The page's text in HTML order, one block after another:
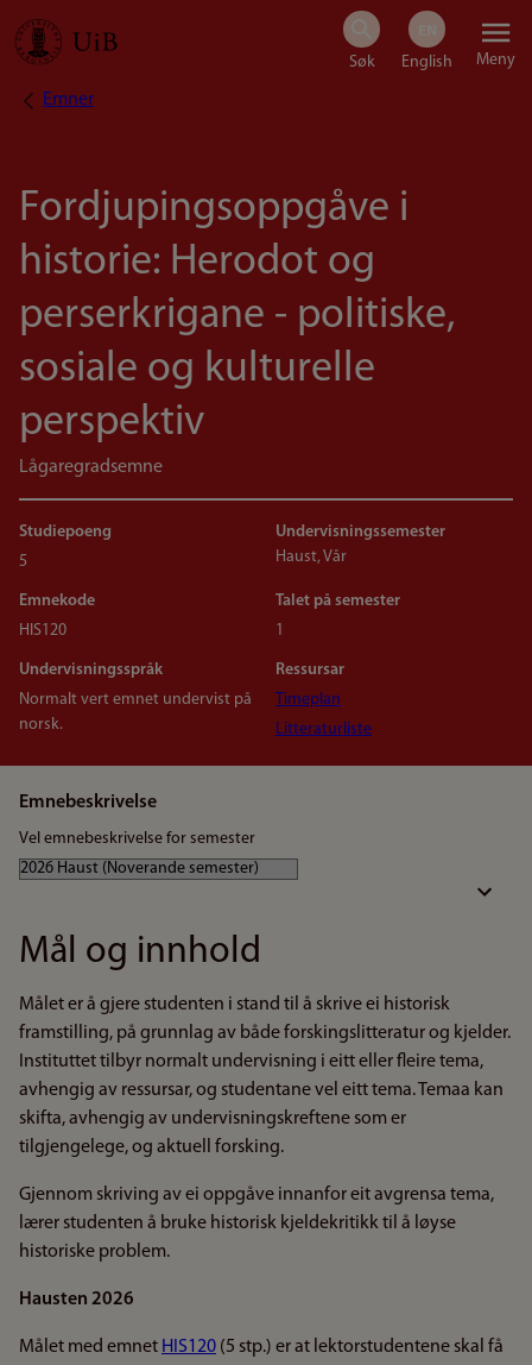
Hopp
Meny
Navigasjonssti
Emner
Fordjupingsoppgåve i
historie: Herodot og
perserkrigane - politiske,
sosiale og kulturelle
perspektiv
Lågaregradsemne
Studiepoeng
5
Undervisningssemester
Haust, Vår
Emnekode
HIS120
Talet på semester
1
Undervisningsspråk
Normalt vert emnet undervist på
norsk.
Ressursar
Timeplan
Litteraturliste
Emnebeskrivelse
Vel emnebeskrivelse for semester
Mål og innhold
Målet er å gjere studenten i stand til å skrive ei historisk
framstilling, på grunnlag av både forskingslitteratur og kjelder.
Instituttet tilbyr normalt undervisning i eitt eller fleire tema,
avhengig av ressursar, og studentane vel eitt tema. Temaa kan
skifta, avhengig av undervisningskreftene som er
tilgjengelege, og aktuell forsking.
Gjennom skriving av ei oppgåve innanfor eit avgrensa tema,
lærer studenten å bruke historisk kjeldekritikk til å løyse
historiske problem.
Hausten 2026
Målet med emnet HIS120 (5 stp.) er at lektorstudentene skal få